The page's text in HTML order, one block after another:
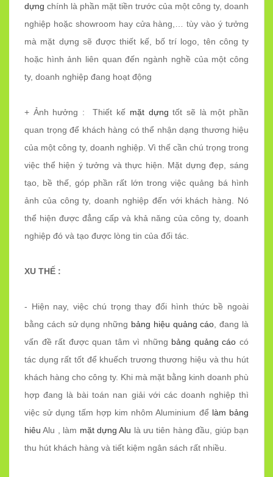
dựng chính là phần mặt tiền trước của một công ty, doanh
nghiệp hoặc showroom hay cửa hàng,… tùy vào ý tưởng
mà mặt dựng sẽ được thiết kế, bố trí logo, tên công ty
hoặc hình ảnh liên quan đến ngành nghề của một công
ty, doanh nghiệp đang hoạt động
+ Ảnh hưởng : Thiết kế mặt dựng tốt sẽ là một phần
quan trọng để khách hàng có thể nhận dạng thương hiệu
của một công ty, doanh nghiệp. Vì thế cần chú trọng trong
việc thể hiện ý tưởng và thực hiện. Mặt dựng đẹp, sáng
tạo, bề thế, góp phần rất lớn trong việc quảng bá hình
ảnh của công ty, doanh nghiệp đến với khách hàng. Nó
thể hiện được đẳng cấp và khả năng của công ty, doanh
nghiệp đó và tạo được lòng tin của đối tác.
XU THẾ :
- Hiện nay, việc chú trọng thay đổi hình thức bề ngoài
bằng cách sử dụng những bảng hiệu quảng cáo , đang là
vấn đề rất được quan tâm vì những bảng quảng cáo có
tác dụng rất tốt để khuếch trương thương hiệu và thu hút
khách hàng cho công ty. Khi mà mặt bằng kinh doanh phù
hợp đang là bài toán nan giải với các doanh nghiệp thì
việc sử dụng tấm hợp kim nhôm Aluminium để làm bảng
hiêu Alu , làm mặt dựng Alu là ưu tiên hàng đầu, giúp bạn
thu hút khách hàng và tiết kiệm ngân sách rất nhiều.